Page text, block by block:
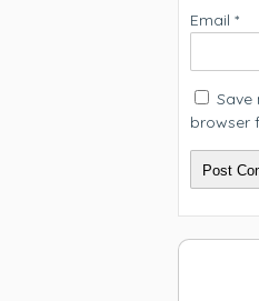
Email *
Save
browser